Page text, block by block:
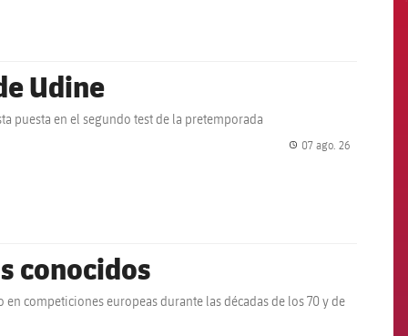
Udine
puesta en el segundo test de la pretemporada
07 ago. 26
conocidos
competiciones europeas durante las décadas de los 70 y de